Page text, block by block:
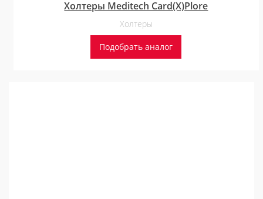
Холтеры Meditech Card(X)Plore
Холтеры
Подобрать аналог